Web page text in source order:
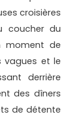
croisières
coucher du
moment de
vagues et le
derrière
des dîners
de détente